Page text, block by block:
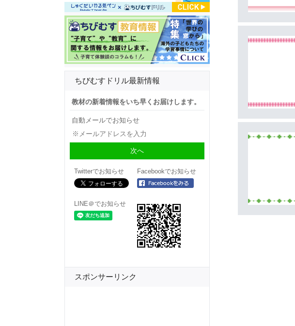
ちびむすドリル最新情報
教材の新着情報をいち早くお届けします。
自動メールでお知らせ
Twitterでお知らせ Facebookでお知らせ
LINE＠でお知らせ
スポンサーリンク